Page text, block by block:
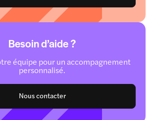
Besoin d’aide ?
équipe pour un accompagnement
personnalisé.
Nous contacter